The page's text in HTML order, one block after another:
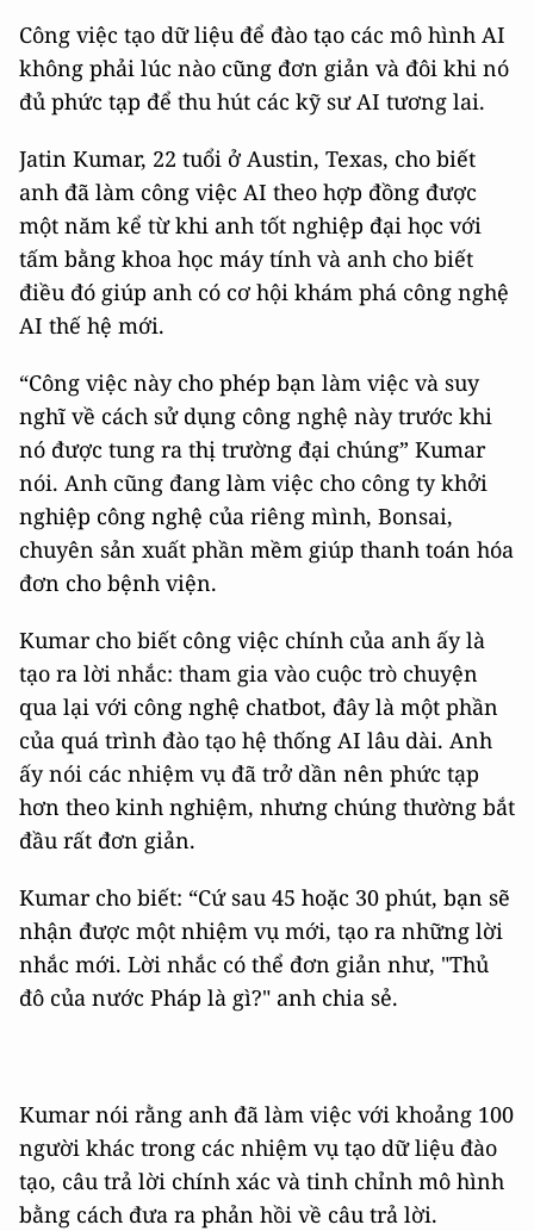
Công việc tạo dữ liệu để đào tạo các mô hình AI
không phải lúc nào cũng đơn giản và đôi khi nó
đủ phức tạp để thu hút các kỹ sư AI tương lai.
Jatin Kumar, 22 tuổi ở Austin, Texas, cho biết
anh đã làm công việc AI theo hợp đồng được
một năm kể từ khi anh tốt nghiệp đại học với
tấm bằng khoa học máy tính và anh cho biết
điều đó giúp anh có cơ hội khám phá công nghệ
AI thế hệ mới.
“Công việc này cho phép bạn làm việc và suy
nghĩ về cách sử dụng công nghệ này trước khi
nó được tung ra thị trường đại chúng” Kumar
nói. Anh cũng đang làm việc cho công ty khởi
nghiệp công nghệ của riêng mình, Bonsai,
chuyên sản xuất phần mềm giúp thanh toán hóa
đơn cho bệnh viện.
Kumar cho biết công việc chính của anh ấy là
tạo ra lời nhắc: tham gia vào cuộc trò chuyện
qua lại với công nghệ chatbot, đây là một phần
của quá trình đào tạo hệ thống AI lâu dài. Anh
ấy nói các nhiệm vụ đã trở dần nên phức tạp
hơn theo kinh nghiệm, nhưng chúng thường bắt
đầu rất đơn giản.
Kumar cho biết: “Cứ sau 45 hoặc 30 phút, bạn sẽ
nhận được một nhiệm vụ mới, tạo ra những lời
nhắc mới. Lời nhắc có thể đơn giản như, "Thủ
đô của nước Pháp là gì?" anh chia sẻ.
Kumar nói rằng anh đã làm việc với khoảng 100
người khác trong các nhiệm vụ tạo dữ liệu đào
tạo, câu trả lời chính xác và tinh chỉnh mô hình
bằng cách đưa ra phản hồi về câu trả lời.